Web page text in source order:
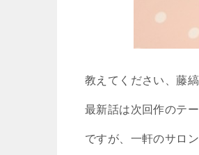
教えてください、藤
最新話は次回作のテ
ですが、一軒のサロ